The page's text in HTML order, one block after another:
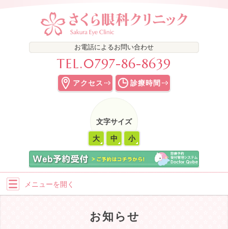
お電話によるお問い合わせ
TEL.0797-86-8639
アクセス 診療時間
文字サイズ
大 中 小
メニューを開く
お知らせ